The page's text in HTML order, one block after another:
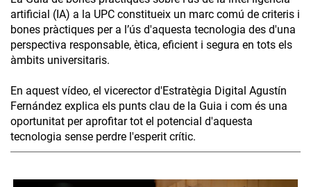
artificial (IA) a la UPC constitueix un marc comú de criteris i
bones pràctiques per a l’ús d'aquesta tecnologia des d'una
perspectiva responsable, ètica, eficient i segura en tots els
àmbits universitaris.
En aquest vídeo, el vicerector d'Estratègia Digital Agustín
Fernández explica els punts clau de la Guia i com és una
oportunitat per aprofitar tot el potencial d'aquesta
tecnologia sense perdre l'esperit crític.